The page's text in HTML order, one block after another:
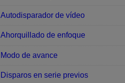
Autodisparador de vídeo
Ahorquillado de enfoque
Modo de avance
Disparos en serie previos